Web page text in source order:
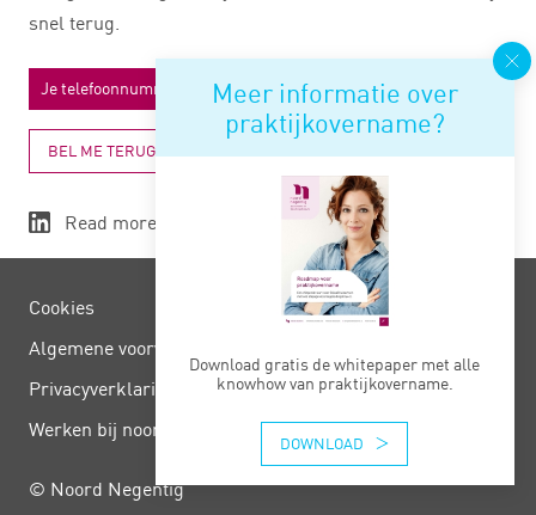
Meer informatie over
praktijkovername?
Download gratis de whitepaper met alle
knowhow van praktijkovername.
DOWNLOAD
snel terug.
BEL ME TERUG
Read more
Cookies
Algemene voorwaarden
Privacy­verklaring
Werken bij noord negentig
© Noord Negentig